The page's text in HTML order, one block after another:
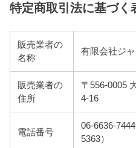
特定商取引法に基づく
販売業者の
名称
有限会社ジ
販売業者の
住所
〒556-0005
4-16
電話番号
06-6636-
5363）